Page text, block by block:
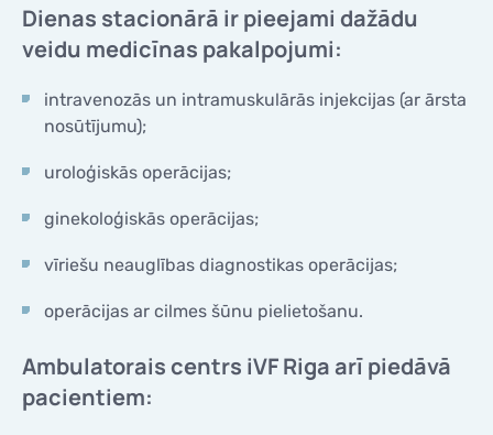
Dienas stacionārā ir pieejami dažādu
veidu medicīnas pakalpojumi:
intravenozās un intramuskulārās injekcijas (ar ārsta
nosūtījumu);
uroloģiskās operācijas;
ginekoloģiskās operācijas;
vīriešu neauglības diagnostikas operācijas;
operācijas ar cilmes šūnu pielietošanu.
Ambulatorais centrs iVF Riga arī piedāvā
pacientiem: